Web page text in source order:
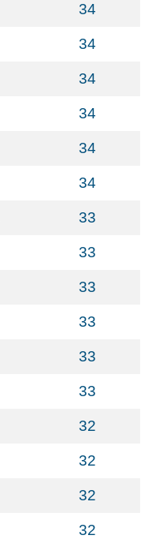
34
34
34
34
34
34
33
33
33
33
33
33
32
32
32
32